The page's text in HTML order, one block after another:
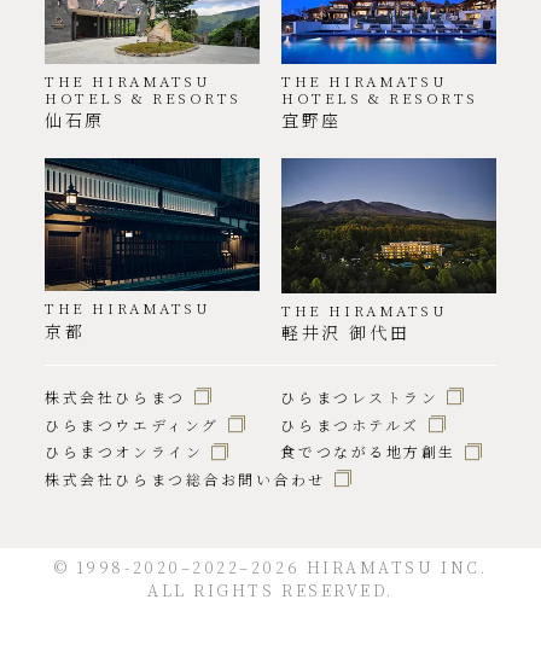
THE HIRAMATSU
HOTELS & RESORTS
仙石原
THE HIRAMATSU
HOTELS & RESORTS
宜野座
THE HIRAMATSU
京都
THE HIRAMATSU
軽井沢 御代田
株式会社ひらまつ
ひらまつレストラン
ひらまつウエディング
ひらまつホテルズ
ひらまつオンライン
食でつながる地方創生
株式会社ひらまつ総合お問い合わせ
© 1998-2020–2022–2026 HIRAMATSU INC.
ALL RIGHTS RESERVED.